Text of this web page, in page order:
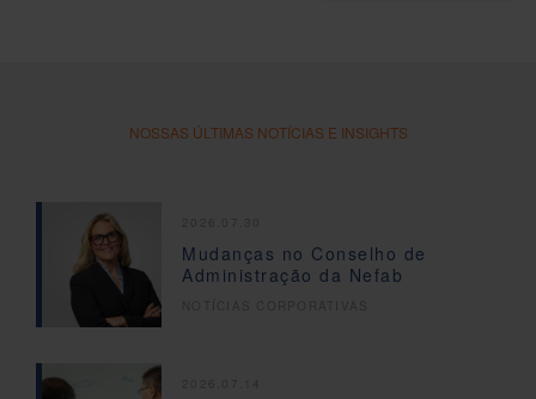
NOSSAS ÚLTIMAS NOTÍCIAS E INSIGHTS
Mudanças no Conselho de
Administração da Nefab